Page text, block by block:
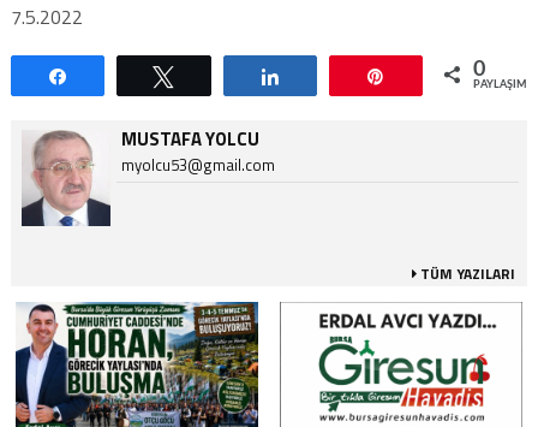
7.5.2022
0
MUSTAFA YOLCU
myolcu53@gmail.com
TÜM YAZILARI